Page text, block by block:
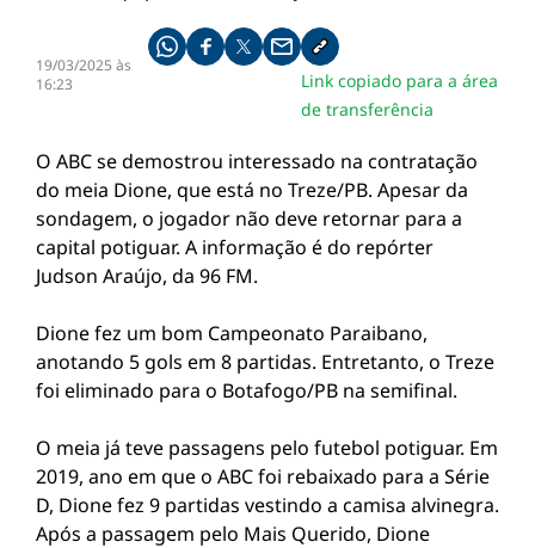
19/03/2025 às
16:23
Compartilhe pelo whatsapp
Compartilhar no facebook
Compartilhar no twitter
Compartilhe pelo email
Copiar link da notícia
Link copiado para a área
de transferência
O ABC se demostrou interessado na contratação
do meia Dione, que está no Treze/PB. Apesar da
sondagem, o jogador não deve retornar para a
capital potiguar. A informação é do repórter
Judson Araújo, da 96 FM.
Dione fez um bom Campeonato Paraibano,
anotando 5 gols em 8 partidas. Entretanto, o Treze
foi eliminado para o Botafogo/PB na semifinal.
O meia já teve passagens pelo futebol potiguar. Em
2019, ano em que o ABC foi rebaixado para a Série
D, Dione fez 9 partidas vestindo a camisa alvinegra.
Após a passagem pelo Mais Querido, Dione